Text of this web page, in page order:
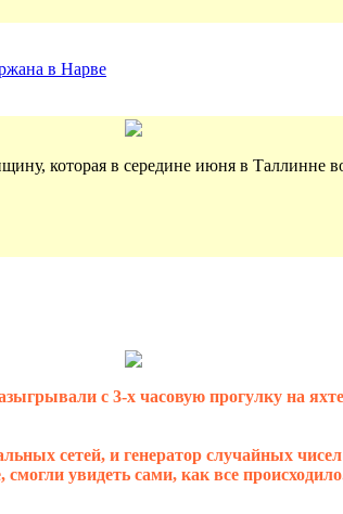
в Нарве
которая в середине июня в Таллинне
с 3-х часовую прогулку на
сетей, и генератор случайных
увидеть сами, как все